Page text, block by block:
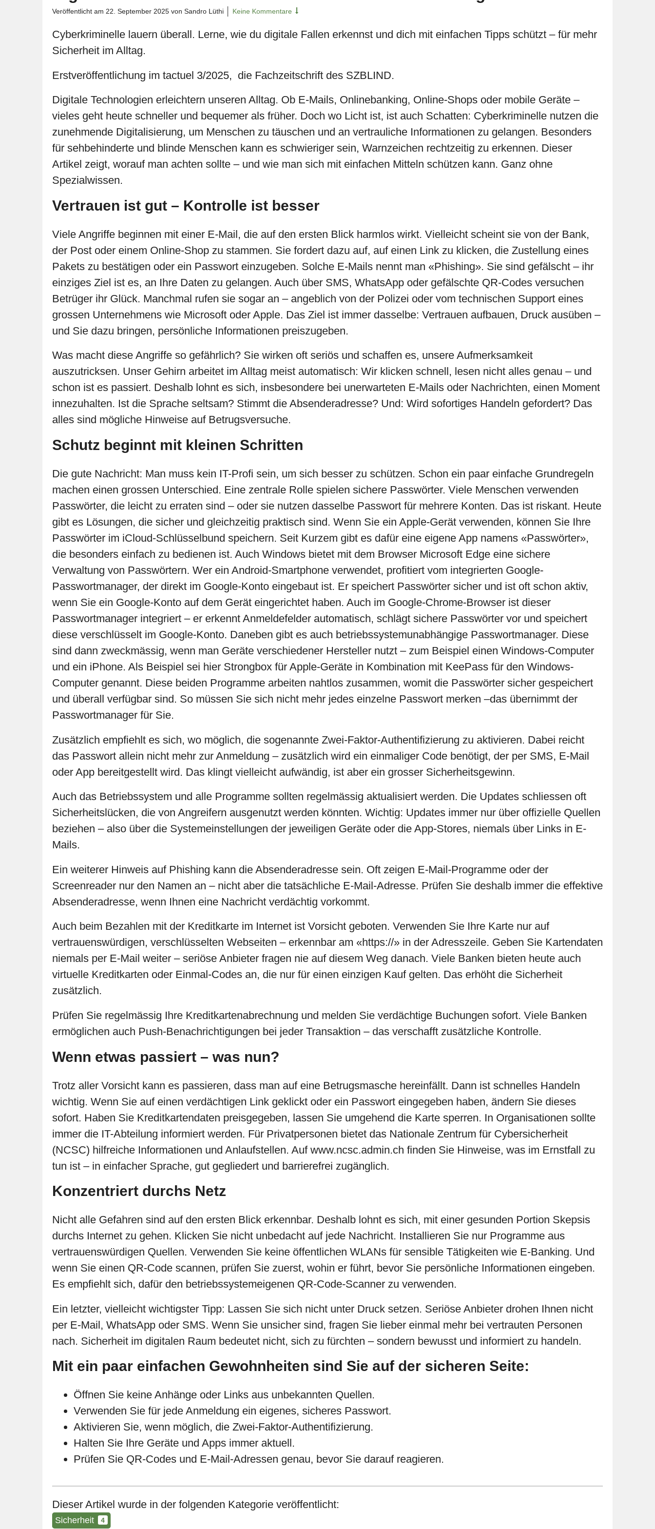
Veröffentlicht am 22. September 2025 von Sandro Lüthi Keine Kommentare
Cyberkriminelle lauern überall. Lerne, wie du digitale Fallen erkennst und dich mit einfachen Tipps schützt – für mehr
Sicherheit im Alltag.
Erstveröffentlichung im tactuel 3/2025, die Fachzeitschrift des SZBLIND.
Digitale Technologien erleichtern unseren Alltag. Ob E-Mails, Onlinebanking, Online-Shops oder mobile Geräte –
vieles geht heute schneller und bequemer als früher. Doch wo Licht ist, ist auch Schatten: Cyberkriminelle nutzen die
zunehmende Digitalisierung, um Menschen zu täuschen und an vertrauliche Informationen zu gelangen. Besonders
für sehbehinderte und blinde Menschen kann es schwieriger sein, Warnzeichen rechtzeitig zu erkennen. Dieser
Artikel zeigt, worauf man achten sollte – und wie man sich mit einfachen Mitteln schützen kann. Ganz ohne
Spezialwissen.
Vertrauen ist gut – Kontrolle ist besser
Viele Angriffe beginnen mit einer E-Mail, die auf den ersten Blick harmlos wirkt. Vielleicht scheint sie von der Bank,
der Post oder einem Online-Shop zu stammen. Sie fordert dazu auf, auf einen Link zu klicken, die Zustellung eines
Pakets zu bestätigen oder ein Passwort einzugeben. Solche E-Mails nennt man «Phishing». Sie sind gefälscht – ihr
einziges Ziel ist es, an Ihre Daten zu gelangen. Auch über SMS, WhatsApp oder gefälschte QR-Codes versuchen
Betrüger ihr Glück. Manchmal rufen sie sogar an – angeblich von der Polizei oder vom technischen Support eines
grossen Unternehmens wie Microsoft oder Apple. Das Ziel ist immer dasselbe: Vertrauen aufbauen, Druck ausüben –
und Sie dazu bringen, persönliche Informationen preiszugeben.
Was macht diese Angriffe so gefährlich? Sie wirken oft seriös und schaffen es, unsere Aufmerksamkeit
auszutricksen. Unser Gehirn arbeitet im Alltag meist automatisch: Wir klicken schnell, lesen nicht alles genau – und
schon ist es passiert. Deshalb lohnt es sich, insbesondere bei unerwarteten E-Mails oder Nachrichten, einen Moment
innezuhalten. Ist die Sprache seltsam? Stimmt die Absenderadresse? Und: Wird sofortiges Handeln gefordert? Das
alles sind mögliche Hinweise auf Betrugsversuche.
Schutz beginnt mit kleinen Schritten
Die gute Nachricht: Man muss kein IT-Profi sein, um sich besser zu schützen. Schon ein paar einfache Grundregeln
machen einen grossen Unterschied. Eine zentrale Rolle spielen sichere Passwörter. Viele Menschen verwenden
Passwörter, die leicht zu erraten sind – oder sie nutzen dasselbe Passwort für mehrere Konten. Das ist riskant. Heute
gibt es Lösungen, die sicher und gleichzeitig praktisch sind. Wenn Sie ein Apple-Gerät verwenden, können Sie Ihre
Passwörter im iCloud-Schlüsselbund speichern. Seit Kurzem gibt es dafür eine eigene App namens «Passwörter»,
die besonders einfach zu bedienen ist. Auch Windows bietet mit dem Browser Microsoft Edge eine sichere
Verwaltung von Passwörtern. Wer ein Android-Smartphone verwendet, profitiert vom integrierten Google-
Passwortmanager, der direkt im Google-Konto eingebaut ist. Er speichert Passwörter sicher und ist oft schon aktiv,
wenn Sie ein Google-Konto auf dem Gerät eingerichtet haben. Auch im Google-Chrome-Browser ist dieser
Passwortmanager integriert – er erkennt Anmeldefelder automatisch, schlägt sichere Passwörter vor und speichert
diese verschlüsselt im Google-Konto. Daneben gibt es auch betriebssystemunabhängige Passwortmanager. Diese
sind dann zweckmässig, wenn man Geräte verschiedener Hersteller nutzt – zum Beispiel einen Windows-Computer
und ein iPhone. Als Beispiel sei hier Strongbox für Apple-Geräte in Kombination mit KeePass für den Windows-
Computer genannt. Diese beiden Programme arbeiten nahtlos zusammen, womit die Passwörter sicher gespeichert
und überall verfügbar sind. So müssen Sie sich nicht mehr jedes einzelne Passwort merken –das übernimmt der
Passwortmanager für Sie.
Zusätzlich empfiehlt es sich, wo möglich, die sogenannte Zwei-Faktor-Authentifizierung zu aktivieren. Dabei reicht
das Passwort allein nicht mehr zur Anmeldung – zusätzlich wird ein einmaliger Code benötigt, der per SMS, E-Mail
oder App bereitgestellt wird. Das klingt vielleicht aufwändig, ist aber ein grosser Sicherheitsgewinn.
Auch das Betriebssystem und alle Programme sollten regelmässig aktualisiert werden. Die Updates schliessen oft
Sicherheitslücken, die von Angreifern ausgenutzt werden könnten. Wichtig: Updates immer nur über offizielle Quellen
beziehen – also über die Systemeinstellungen der jeweiligen Geräte oder die App-Stores, niemals über Links in E-
Mails.
Ein weiterer Hinweis auf Phishing kann die Absenderadresse sein. Oft zeigen E-Mail-Programme oder der
Screenreader nur den Namen an – nicht aber die tatsächliche E-Mail-Adresse. Prüfen Sie deshalb immer die effektive
Absenderadresse, wenn Ihnen eine Nachricht verdächtig vorkommt.
Auch beim Bezahlen mit der Kreditkarte im Internet ist Vorsicht geboten. Verwenden Sie Ihre Karte nur auf
vertrauenswürdigen, verschlüsselten Webseiten – erkennbar am «https://» in der Adresszeile. Geben Sie Kartendaten
niemals per E-Mail weiter – seriöse Anbieter fragen nie auf diesem Weg danach. Viele Banken bieten heute auch
virtuelle Kreditkarten oder Einmal-Codes an, die nur für einen einzigen Kauf gelten. Das erhöht die Sicherheit
zusätzlich.
Prüfen Sie regelmässig Ihre Kreditkartenabrechnung und melden Sie verdächtige Buchungen sofort. Viele Banken
ermöglichen auch Push-Benachrichtigungen bei jeder Transaktion – das verschafft zusätzliche Kontrolle.
Wenn etwas passiert – was nun?
Trotz aller Vorsicht kann es passieren, dass man auf eine Betrugsmasche hereinfällt. Dann ist schnelles Handeln
wichtig. Wenn Sie auf einen verdächtigen Link geklickt oder ein Passwort eingegeben haben, ändern Sie dieses
sofort. Haben Sie Kreditkartendaten preisgegeben, lassen Sie umgehend die Karte sperren. In Organisationen sollte
immer die IT-Abteilung informiert werden. Für Privatpersonen bietet das Nationale Zentrum für Cybersicherheit
(NCSC) hilfreiche Informationen und Anlaufstellen. Auf www.ncsc.admin.ch finden Sie Hinweise, was im Ernstfall zu
tun ist – in einfacher Sprache, gut gegliedert und barrierefrei zugänglich.
Konzentriert durchs Netz
Nicht alle Gefahren sind auf den ersten Blick erkennbar. Deshalb lohnt es sich, mit einer gesunden Portion Skepsis
durchs Internet zu gehen. Klicken Sie nicht unbedacht auf jede Nachricht. Installieren Sie nur Programme aus
vertrauenswürdigen Quellen. Verwenden Sie keine öffentlichen WLANs für sensible Tätigkeiten wie E-Banking. Und
wenn Sie einen QR-Code scannen, prüfen Sie zuerst, wohin er führt, bevor Sie persönliche Informationen eingeben.
Es empfiehlt sich, dafür den betriebssystemeigenen QR-Code-Scanner zu verwenden.
Ein letzter, vielleicht wichtigster Tipp: Lassen Sie sich nicht unter Druck setzen. Seriöse Anbieter drohen Ihnen nicht
per E-Mail, WhatsApp oder SMS. Wenn Sie unsicher sind, fragen Sie lieber einmal mehr bei vertrauten Personen
nach. Sicherheit im digitalen Raum bedeutet nicht, sich zu fürchten – sondern bewusst und informiert zu handeln.
Mit ein paar einfachen Gewohnheiten sind Sie auf der sicheren Seite:
Öffnen Sie keine Anhänge oder Links aus ­u­nbekannten Quellen.
Verwenden Sie für jede Anmeldung ein ­eigenes, sicheres Passwort.
Aktivieren Sie, wenn möglich, die Zwei-Faktor-Authentifizierung.
Halten Sie Ihre Geräte und Apps immer ­aktuell.
Prüfen Sie QR-Codes und E-Mail-Adressen ­genau, bevor Sie darauf reagieren.
Dieser Artikel wurde in der folgenden Kategorie veröffentlicht:
Sicherheit 4